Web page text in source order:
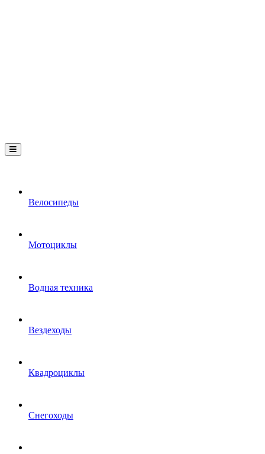
Велосипеды
Мотоциклы
Водная техника
Вездеходы
Квадроциклы
Снегоходы